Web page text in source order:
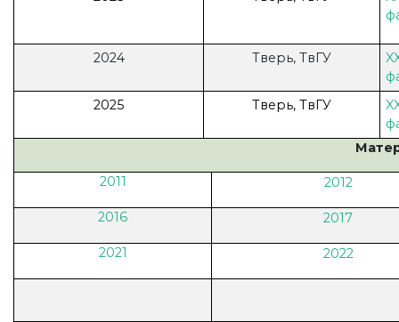
2024 Тверь, ТвГУ
2025
Тверь, ТвГУ
2011 2012
2016 2017
2021 2022